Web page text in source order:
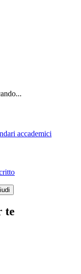
accademici
te